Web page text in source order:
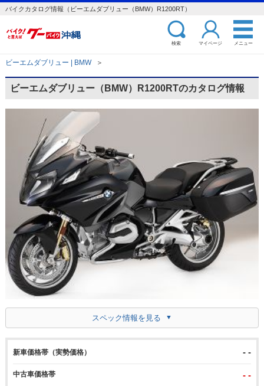
バイクカタログ情報（ビーエムダブリュー（BMW）R1200RT）
検索 マイページ メニュー
ビーエムダブリュー | BMW ＞
ビーエムダブリュー（BMW）R1200RTのカタログ情報
スペック情報を見る
新車価格帯（実勢価格） - -
中古車価格帯 - -